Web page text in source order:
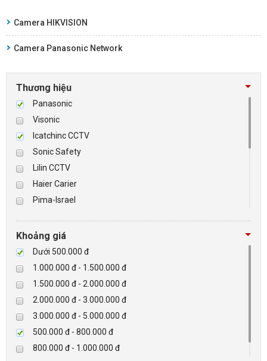
Camera HIKVISION
Camera Panasonic Network
Thương hiệu
Panasonic
Visonic
Icatchinc CCTV
Sonic Safety
Lilin CCTV
Haier Carier
Pima-Israel
Checkpoint
Paradox-Canada
D-max
HIKVISON
Eguard
Khác
Rapiscan
Khoảng giá
Dưới 500.000 đ
1.000.000 đ - 1.500.000 đ
1.500.000 đ - 2.000.000 đ
2.000.000 đ - 3.000.000 đ
3.000.000 đ - 5.000.000 đ
500.000 đ - 800.000 đ
800.000 đ - 1.000.000 đ